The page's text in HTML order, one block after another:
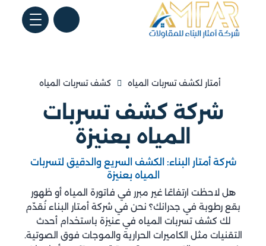
أمتار لكشف تسربات المياه كشف تسربات المياه
شركة كشف تسربات
المياه بعنيزة​
شركة أمتار البناء: الكشف السريع والدقيق لتسربات
المياه بعنيزة
هل لاحظت ارتفاعًا غير مبرر في فاتورة المياه أو ظهور
بقع رطوبة في جدرانك؟ نحن في شركة أمتار البناء نُقدّم
لك كشف تسربات المياه في عنيزة باستخدام أحدث
التقنيات مثل الكاميرات الحرارية والموجات فوق الصوتية.